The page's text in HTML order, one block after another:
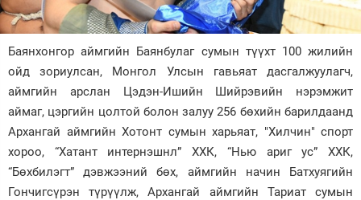
Зурхай
Баянхонгор аймгийн Баянбулаг сумын түүхт 100 жилийн
ойд зориулсан, Монгол Улсын гавьяат дасгалжуулагч,
аймгийн арслан Цэдэн-Ишийн Шийрэвийн нэрэмжит
аймаг, цэргийн цолтой болон залуу 256 бөхийн барилдаанд
Архангай аймгийн Хотонт сумын харьяат, "Хилчин" спорт
хороо, “Хатант интернэшнл” ХХК, “Нью ариг ус” ХХК,
“Бөхбилэгт” дэвжээний бөх, аймгийн начин Батхуягийн
Гончигсүрэн түрүүлж, Архангай аймгийн Тариат сумын